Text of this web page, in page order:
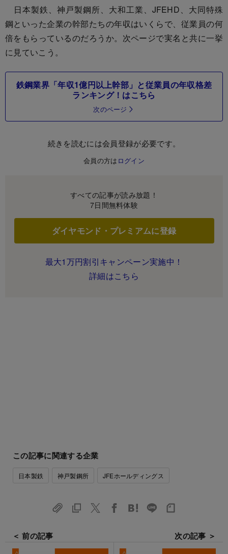
日本製鉄、神戸製鋼所、大和工業、JFEHD、大同特殊
鋼といった企業の幹部たちの年収はいくらで、従業員の何
倍をもらっているのだろうか。次ページで実名と共に一挙
に見ていこう。
鉄鋼業界「年収1億円以上幹部」と従業員の年収格差
ランキング！はこちら
次のページ
続きを読むには会員登録が必要です。
会員の方は ログイン
すべての記事が読み放題！
7日間無料体験
ダイヤモンド・プレミアムに登録
最大1万円割引キャンペーン実施中！
詳細はこちら
この記事に関連する企業
日本製鉄 神戸製鋼所 JFEホールディングス
＜ 前の記事 次の記事 ＞